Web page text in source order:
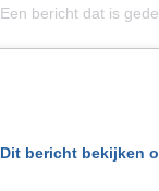
Een bericht dat is
Dit bericht bekijken